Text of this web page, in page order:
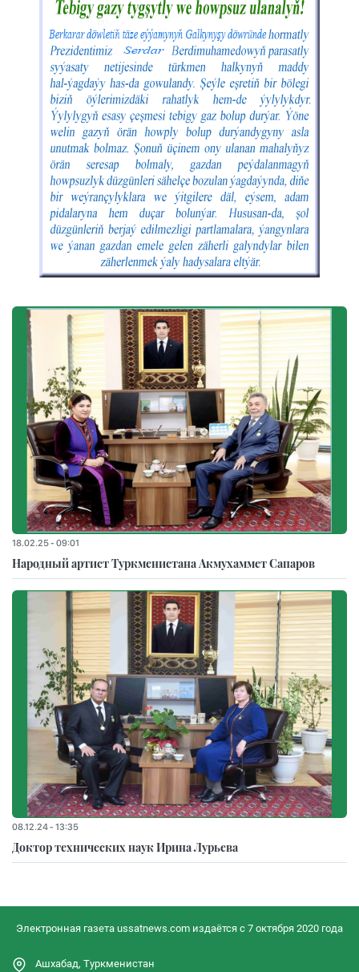
18.02.25 - 09:01
Народный артист Туркменистана Акмухаммет Сапаров
08.12.24 - 13:35
Доктор технических наук Ирина Лурьева
Электронная газета ussatnews.com издаётся с 7 октября 2020 года
Ашхабад, Туркменистан